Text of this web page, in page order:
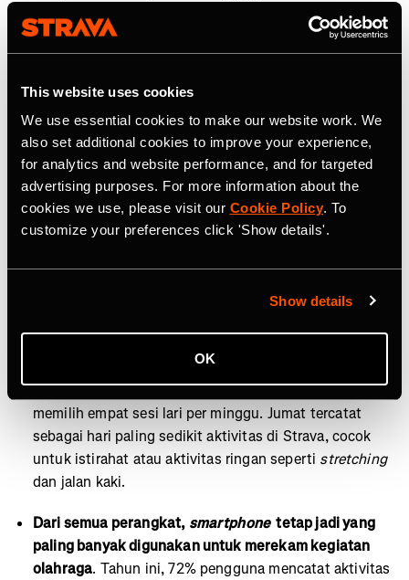
This website uses cookies
We use essential cookies to make our website work. We
also set additional cookies to improve your experience,
for analytics and website performance, and for targeted
advertising purposes. For more information about the
cookies we use, please visit our Cookie Policy. To
customize your preferences click 'Show details'.
Show details
OK
berlatih lebih cerdas di seluruh penjuru dunia, dengan
Strava dan Runna memanfaatkan AI untuk meningkatkan
performa. FiturRoutesberbasis komunitas Strava, yang
rekomendasi terpersonalisasi, terbukti sangat diminati,
dengan rute baru muncul setiap 19 detik sepanjang
tahun.
AI membantu kita bergerak, tapi tetap kita yang
paling mengenal tubuh sendiri. Sebanyak 46%
responden menggunakan AI sebagai pelatih cerdas
Runna memimpin tren ini melalui fiturWorkout
Jumat menjadi hari ideal untuk pemulihan
pengguna Runna yang berlatih maraton paling sering
memilih empat sesi lari per minggu. Jumat tercatat
sebagai hari paling sedikit aktivitas di Strava, cocok
untuk istirahat atau aktivitas ringan seperti stretching
dan jalan kaki.
Dari semua perangkat, smartphonetetap jadi yang
paling banyak digunakan untuk merekam kegiatan
olahraga. Tahun ini, 72% pengguna mencatat aktivitas